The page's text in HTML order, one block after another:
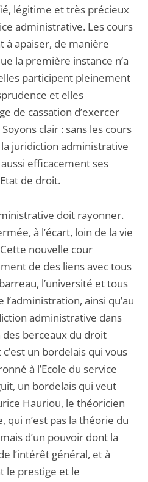
légitime et très précieux
administrative. Les cours
à apaiser, de manière
la première instance n’a
participent pleinement
et elles
de cassation d’exercer
clair : sans les cours
juridiction administrative
efficacement ses
de droit.
doit rayonner.
à l’écart, loin de la vie
nouvelle cour
de des liens avec tous
l’université et tous
ainsi qu’au
administrative dans
des berceaux du droit
un bordelais qui vous
à l’Ecole du service
un bordelais qui veut
Hauriou, le théoricien
qui n’est pas la théorie du
d’un pouvoir dont la
l’intérêt général, et à
le prestige et le